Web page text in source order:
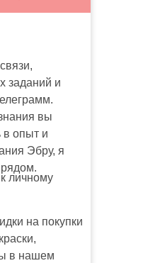
заданий и
вы
в опыт и
Эбру, я
рядом.
личному
на покупки
в нашем